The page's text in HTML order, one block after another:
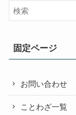
固定ページ
お問い合わせ
ことわざ一覧